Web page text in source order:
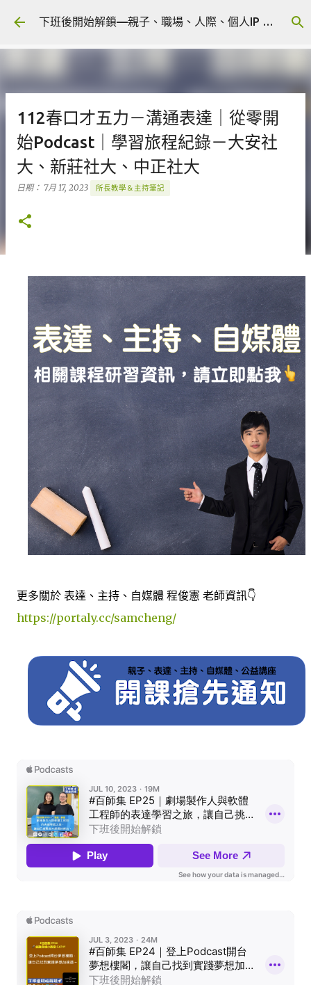
跳到主要內容 下班後開始解鎖—親子、職場、人際、個人IP 🎧 Podcast
112春口才五力－溝通表達｜從零開
始Podcast｜學習旅程紀錄－大安社
大、新莊社大、中正社大
日期： 7月 17, 2023 所長教學＆主持筆記
更多關於 表達、主持、自媒體 程俊憲 老師資訊👇
https://portaly.cc/samcheng/